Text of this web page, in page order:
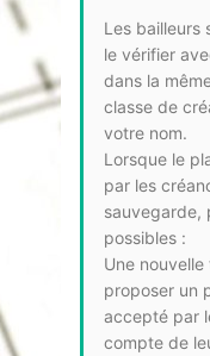
Les bailleurs
le vérifier
dans la
classe de
votre nom.
Lorsque le
par les
sauvegarde,
possibles :
Une
proposer un
accepté par
compte de